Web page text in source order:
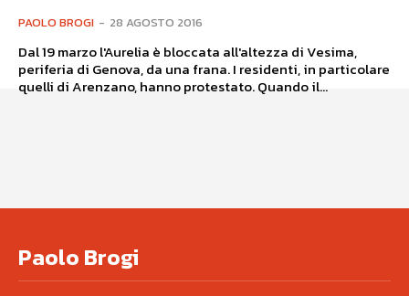
PAOLO BROGI - 28 AGOSTO 2016
Dal 19 marzo l'Aurelia è bloccata all'altezza di Vesima,
periferia di Genova, da una frana. I residenti, in particolare
quelli di Arenzano, hanno protestato. Quando il...
Paolo Brogi